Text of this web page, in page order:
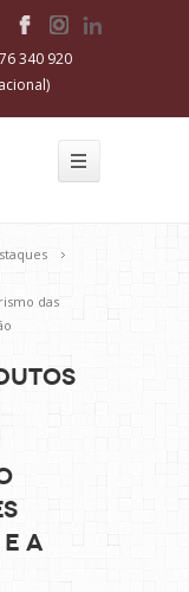
340 920
das
a